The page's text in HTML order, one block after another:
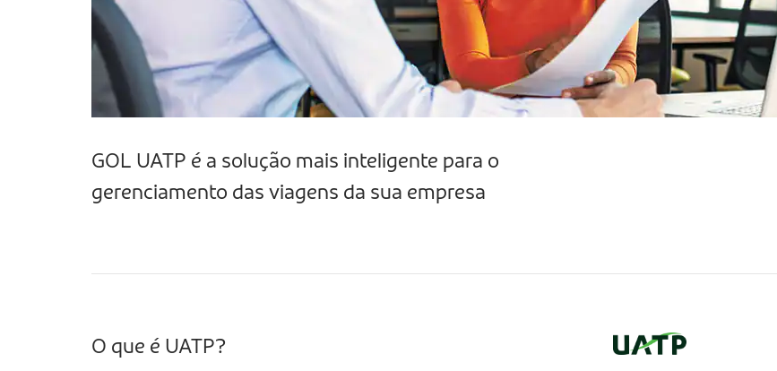
GOL UATP é a solução mais inteligente para o
gerenciamento das viagens da sua empresa
O que é UATP?